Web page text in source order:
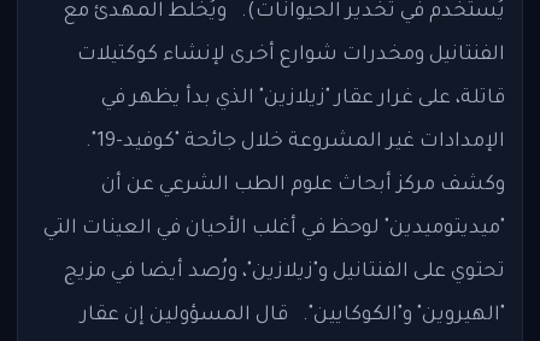
يُستخدم في تخدير الحيوانات). ويُخلط المهدئ مع
الفنتانيل ومخدرات شوارع أخرى لإنشاء كوكتيلات
قاتلة، على غرار عقار "زيلازين" الذي بدأ يظهر في
الإمدادات غير المشروعة خلال جائحة "كوفيد-19".
وكشف مركز أبحاث علوم الطب الشرعي عن أن
"ميديتوميدين" لوحظ في أغلب الأحيان في العينات التي
تحتوي على الفنتانيل و"زيلازين"، ورُصد أيضا في مزيج
"الهيروين" و"الكوكايين". قال المسؤولين إن عقار